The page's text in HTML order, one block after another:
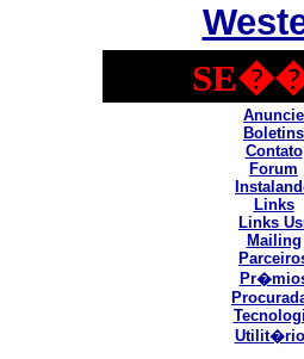
Anuncie
Boletins
Contato
Forum
Links
Links
Mailing